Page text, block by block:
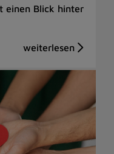
einen Blick hinter